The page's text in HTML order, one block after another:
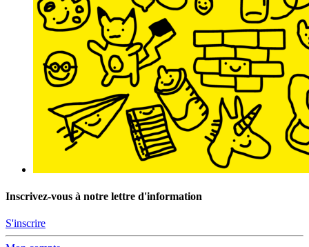
Inscrivez-vous à notre lettre d'information
S'inscrire